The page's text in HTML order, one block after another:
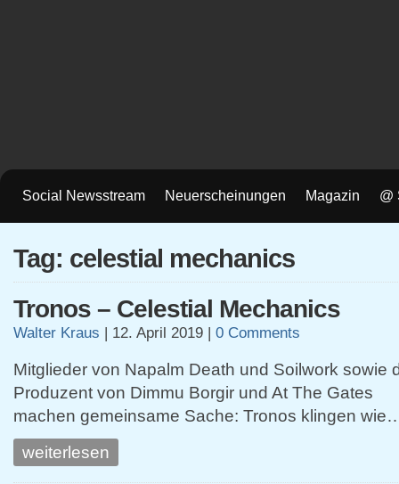
Social Newsstream Neuerscheinungen Magazin @
Tag: celestial mechanics
Tronos – Celestial Mechanics
Walter Kraus | 12. April 2019 | 0 Comments
Mitglieder von Napalm Death und Soilwork sowie
Produzent von Dimmu Borgir und At The Gates
machen gemeinsame Sache: Tronos klingen
weiterlesen